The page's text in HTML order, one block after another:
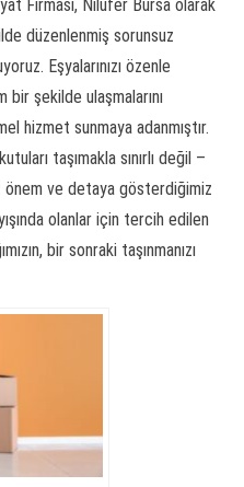
Firması, Nilüfer Bursa olarak
düzenlenmiş sorunsuz
Eşyalarınızı özenle
şekilde ulaşmalarını
hizmet sunmaya adanmıştır.
taşımakla sınırlı değil –
ve detaya gösterdiğimiz
olanlar için tercih edilen
bir sonraki taşınmanızı